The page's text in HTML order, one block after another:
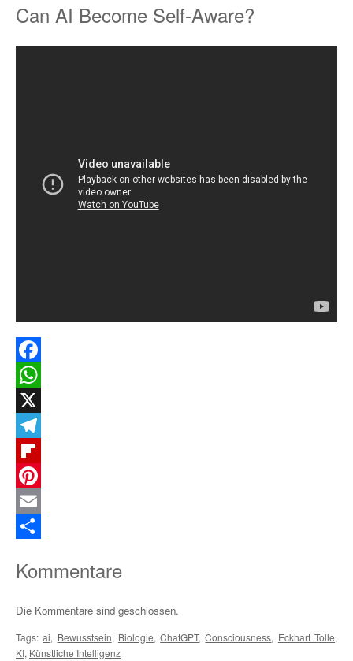
Can AI Become Self-Aware?
Facebook
WhatsApp
X
Telegram
Flipboard
Pinterest
Email
Kommentare
Die Kommentare sind geschlossen.
Tags:ai, Bewusstsein, Biologie,ChatGPT,Consciousness, Eckhart Tolle,
KI, Künstliche Intelligenz